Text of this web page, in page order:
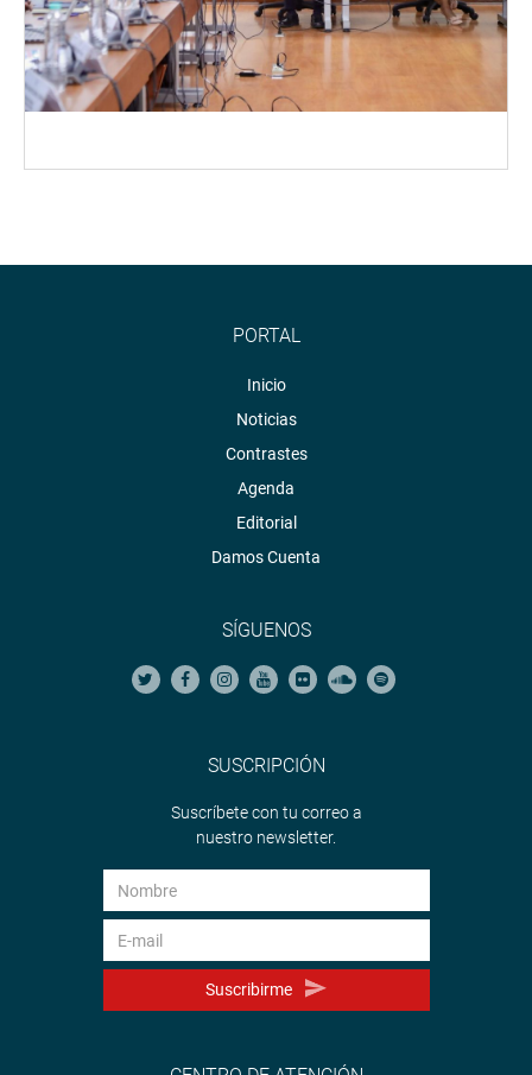
PORTAL
Inicio
Noticias
Contrastes
Agenda
Editorial
Damos Cuenta
SÍGUENOS
SUSCRIPCIÓN
Suscríbete con tu correo a
nuestro newsletter.
Suscribirme